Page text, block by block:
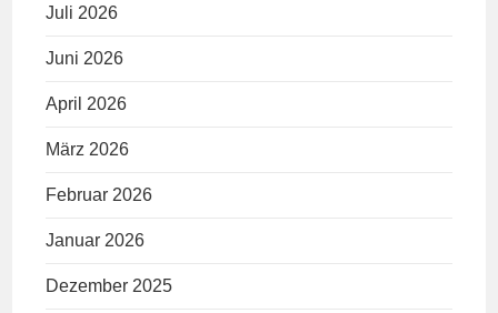
Juli 2026
Juni 2026
April 2026
März 2026
Februar 2026
Januar 2026
Dezember 2025